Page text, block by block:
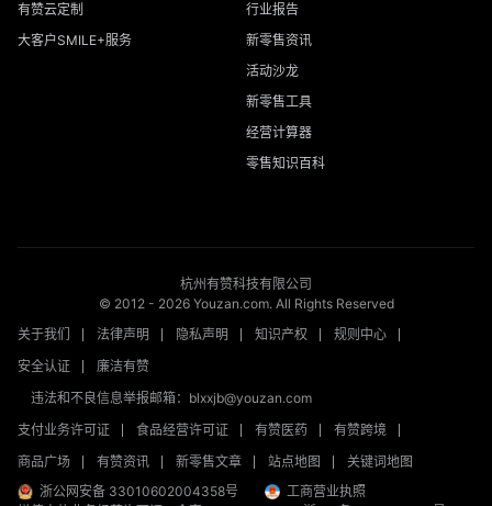
有赞云定制
大客户SMILE+服务
行业报告
新零售资讯
活动沙龙
新零售工具
经营计算器
零售知识百科
杭州有赞科技有限公司
© 2012 - 2026Youzan.com. All Rights Reserved
关于我们
法律声明 隐私声明 知识产权
规则中心
安全认证
廉洁有赞
违法和不良信息举报邮箱：blxxjb@youzan.com
支付业务许可证
食品经营许可证 有赞医药
有赞跨境
商品广场
有赞资讯 新零售文章 站点地图
关键词地图
浙公网安备 33010602004358号
工商营业执照